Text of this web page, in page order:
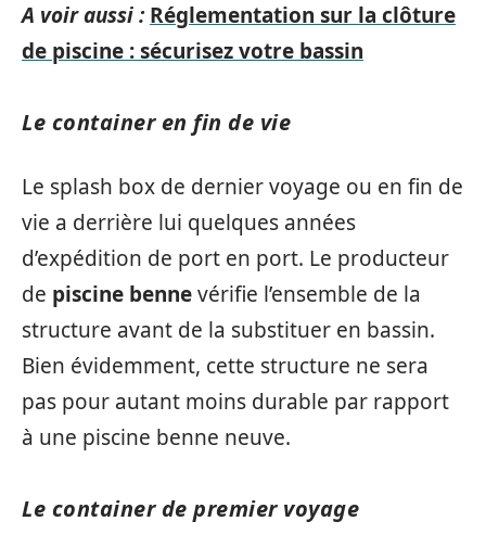
A voir aussi : Réglementation sur la clôture
de piscine : sécurisez votre bassin
Le container en fin de vie
Le splash box de dernier voyage ou en fin de
vie a derrière lui quelques années
d’expédition de port en port. Le producteur
de piscine bennevérifie l’ensemble de la
structure avant de la substituer en bassin.
Bien évidemment, cette structure ne sera
pas pour autant moins durable par rapport
à une piscine benne neuve.
Le container de premier voyage